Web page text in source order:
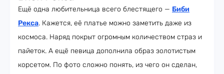
Ещё одна любительница всего блестящего — Биби
Рекса. Кажется, её платье можно заметить даже из
космоса. Наряд покрыт огромным количеством страз и
пайеток. А ещё певица дополнила образ золотистым
корсетом. По фото сложно понять, из чего он сделан,